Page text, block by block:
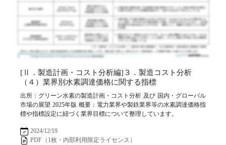
[Ⅱ．製造計画・コスト分析編]３．製造コスト分析
（４）業界別水素調達価格に関する指標
出所：グリーン水素の製造計画・コスト分析 及び 国内・グローバル
市場の展望 2025年版 概要：電力業界や製鉄業界等の水素調達価格指
標や指標設定に紐づく業界目標について整理しています。
2024/12/19
PDF（1枚・内部利用限定ライセンス）